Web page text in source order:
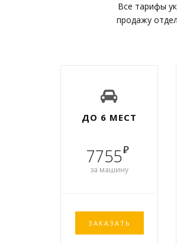
Все тарифы
продажу
ДО 6 МЕСТ
7755₽
за машину
ЗАКАЗАТЬ